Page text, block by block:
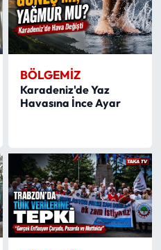
BÖLGEMIZ
Karadeniz'de Yaz
Havasına İnce Ayar